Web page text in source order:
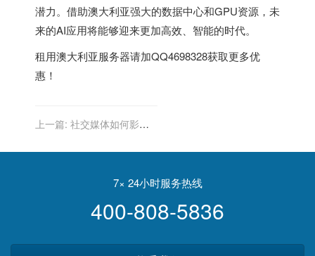
潜力。借助澳大利亚强大的数据中心和GPU资源，未
来的AI应用将能够迎来更加高效、智能的时代。
租用澳大利亚服务器请加QQ4698328获取更多优
惠！
上一篇: 社交媒体如何影响
7× 24小时服务热线
400-808-5836